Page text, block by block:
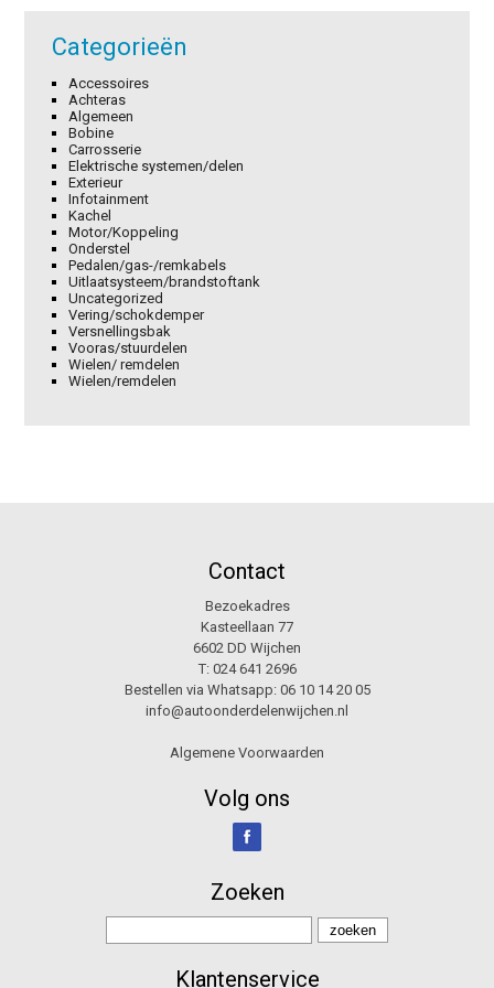
Categorieën
Accessoires
Achteras
Algemeen
Bobine
Carrosserie
Elektrische systemen/delen
Exterieur
Infotainment
Kachel
Motor/Koppeling
Onderstel
Pedalen/gas-/remkabels
Uitlaatsysteem/brandstoftank
Uncategorized
Vering/schokdemper
Versnellingsbak
Vooras/stuurdelen
Wielen/ remdelen
Wielen/remdelen
Contact
Bezoekadres
Kasteellaan 77
6602 DD Wijchen
T: 024 641 2696
Bestellen via Whatsapp: 06 10 14 20 05
info@autoonderdelenwijchen.nl
Algemene Voorwaarden
Volg ons
Zoeken
Klantenservice